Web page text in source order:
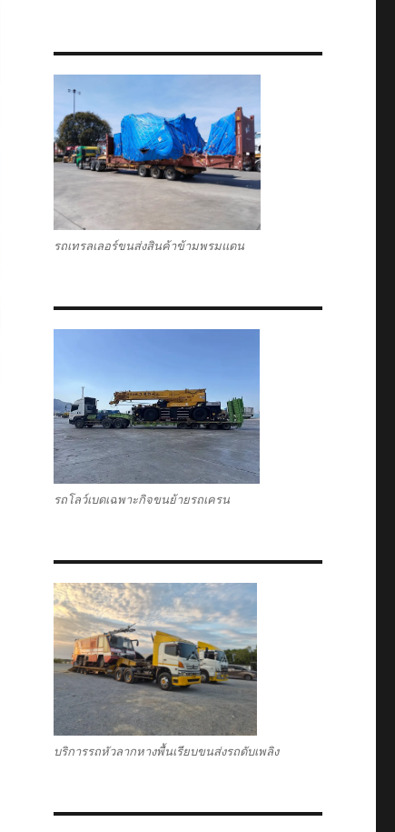
รถเทรลเลอร์ขนส่งสินค้าข้ามพรมแดน
รถโลว์เบดเฉพาะกิจขนย้ายรถเครน
บริการรถหัวลากหางพื้นเรียบขนส่งรถดับเพลิง